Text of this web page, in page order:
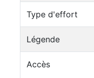
Type d'effort
Légende
Accès